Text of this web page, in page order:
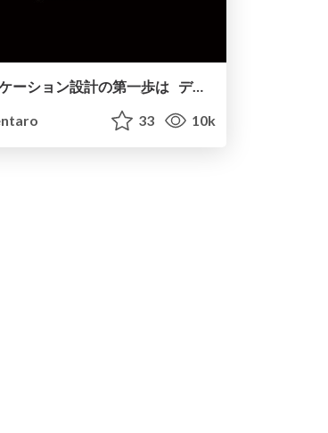
Webアプリケーション設計の第一歩は ディレクトリの整理から / Encraft 1
33 10k